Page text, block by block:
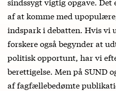
af at komme med
indspark i debatten. Hvis vi
forskere også begynder at
politisk opportunt, har vi
berettigelse. Men på SUND
af fagfællebedømte